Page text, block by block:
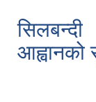
आह्वानको